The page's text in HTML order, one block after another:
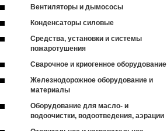
Вентиляторы и дымососы
Конденсаторы силовые
Средства, установки и системы
пожаротушения
Сварочное и криогенное оборудование
Железнодорожное оборудование и
материалы
Оборудование для масло- и
водоочистки, водоотведения, аэрации